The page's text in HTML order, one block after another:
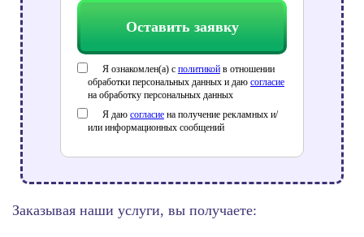
Оставить заявку
Я ознакомлен(а) с политикой в отношении
обработки персональных данных и даю согласие
на обработку персональных данных
Я даю согласие на получение рекламных и/
или информационных сообщений
Заказывая наши услуги, вы получаете: